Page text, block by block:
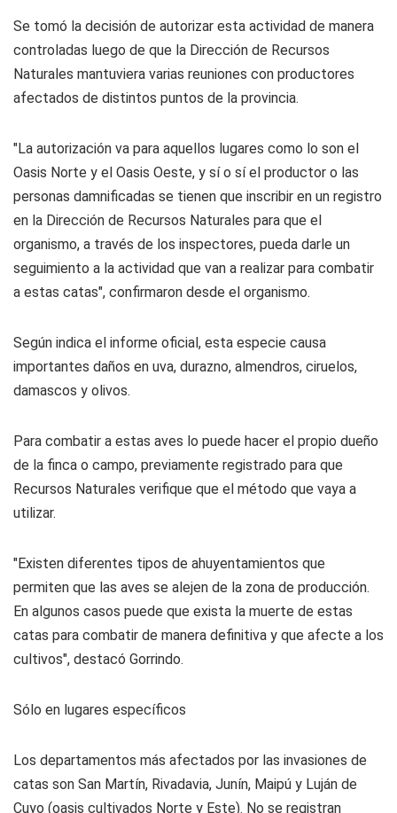
Se tomó la decisión de autorizar esta actividad de manera
controladas luego de que la Dirección de Recursos
Naturales mantuviera varias reuniones con productores
afectados de distintos puntos de la provincia.
"La autorización va para aquellos lugares como lo son el
Oasis Norte y el Oasis Oeste, y sí o sí el productor o las
personas damnificadas se tienen que inscribir en un registro
en la Dirección de Recursos Naturales para que el
organismo, a través de los inspectores, pueda darle un
seguimiento a la actividad que van a realizar para combatir
a estas catas", confirmaron desde el organismo.
Según indica el informe oficial, esta especie causa
importantes daños en uva, durazno, almendros, ciruelos,
damascos y olivos.
Para combatir a estas aves lo puede hacer el propio dueño
de la finca o campo, previamente registrado para que
Recursos Naturales verifique que el método que vaya a
utilizar.
"Existen diferentes tipos de ahuyentamientos que
permiten que las aves se alejen de la zona de producción.
En algunos casos puede que exista la muerte de estas
catas para combatir de manera definitiva y que afecte a los
cultivos", destacó Gorrindo.
Sólo en lugares específicos
Los departamentos más afectados por las invasiones de
catas son San Martín, Rivadavia, Junín, Maipú y Luján de
Cuyo (oasis cultivados Norte y Este). No se registran